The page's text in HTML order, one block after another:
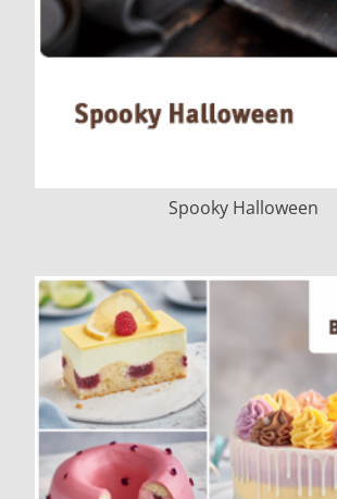
Spooky Halloween